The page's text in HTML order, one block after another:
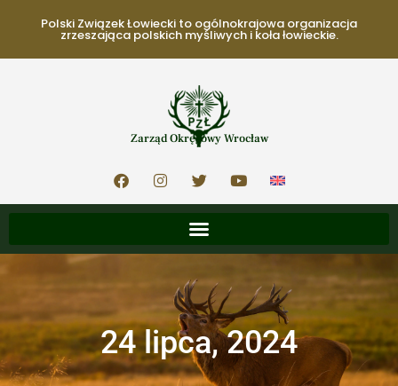
Polski Związek Łowiecki to ogólnokrajowa organizacja
zrzeszająca polskich myśliwych i koła łowieckie.
Zarząd Okręgowy Wrocław
24 lipca, 2024